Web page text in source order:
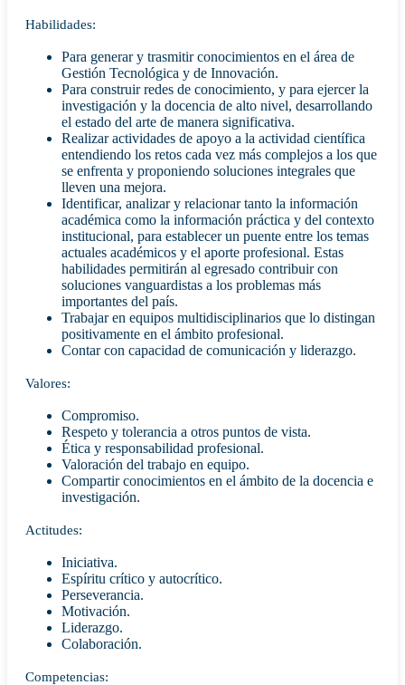
Habilidades:
Para generar y trasmitir conocimientos en el área de
Gestión Tecnológica y de Innovación.
Para construir redes de conocimiento, y para ejercer la
investigación y la docencia de alto nivel, desarrollando
el estado del arte de manera significativa.
Realizar actividades de apoyo a la actividad científica
entendiendo los retos cada vez más complejos a los que
se enfrenta y proponiendo soluciones integrales que
lleven una mejora.
Identificar, analizar y relacionar tanto la información
académica como la información práctica y del contexto
institucional, para establecer un puente entre los temas
actuales académicos y el aporte profesional. Estas
habilidades permitirán al egresado contribuir con
soluciones vanguardistas a los problemas más
importantes del país.
Trabajar en equipos multidisciplinarios que lo distingan
positivamente en el ámbito profesional.
Contar con capacidad de comunicación y liderazgo.
Valores:
Compromiso.
Respeto y tolerancia a otros puntos de vista.
Ética y responsabilidad profesional.
Valoración del trabajo en equipo.
Compartir conocimientos en el ámbito de la docencia e
investigación.
Actitudes:
Iniciativa.
Espíritu crítico y autocrítico.
Perseverancia.
Motivación.
Liderazgo.
Colaboración.
Competencias: